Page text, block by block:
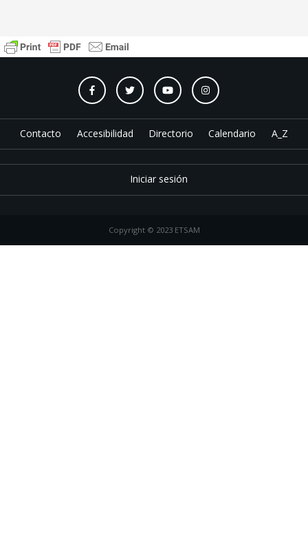
Contacto Accesibilidad Directorio Calendario A_Z
Iniciar sesión
Copyright © 2023 ETSAM